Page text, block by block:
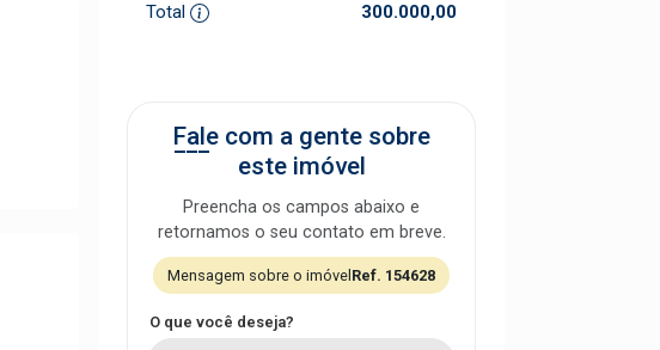
Total 300.000,00
Fale com a gente sobre
este imóvel
Preencha os campos abaixo e
retornamos o seu contato em breve.
Mensagem sobre o imóvel Ref. 154628
O que você deseja?